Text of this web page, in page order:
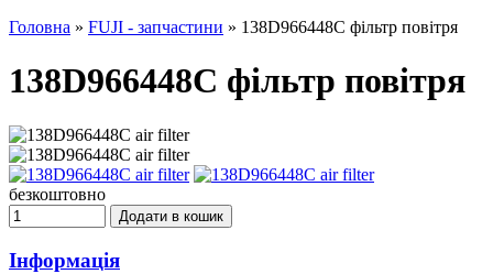
Головна » FUJI - запчастини » 138D966448C фільтр повітря
138D966448C фільтр повітря
безкоштовно
Додати в кошик
Інформація